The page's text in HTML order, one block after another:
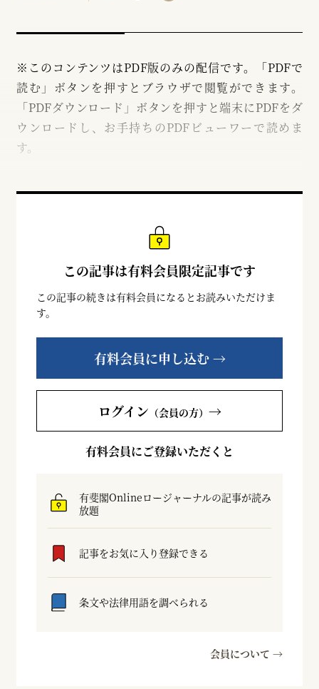
※このコンテンツはPDF版のみの配信です。「PDFで
読む」ボタンを押すとブラウザで閲覧ができます。
「PDFダウンロード」ボタンを押すと端末にPDFをダ
ウンロードし、お手持ちのPDFビューワーで読めま
す。
この記事は有料会員限定記事です
この記事の続きは有料会員になるとお読みいただけま
す。
有料会員に申し込む →
ログイン （会員の方） →
有料会員にご登録いただくと
有斐閣Onlineロージャーナルの記事が読み
放題
記事をお気に入り登録できる
条文や法律用語を調べられる
会員について →